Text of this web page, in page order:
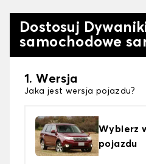
Dostosuj
samochodowe
1. Wersja
Jaka jest wersja pojazdu?
Wybierz
pojazdu